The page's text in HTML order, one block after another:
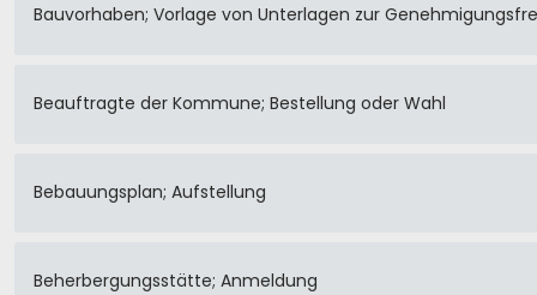
Bauvorhaben; Vorlage von Unterlagen zur
Beauftragte der Kommune; Bestellung oder Wahl
Bebauungsplan; Aufstellung
Beherbergungsstätte; Anmeldung